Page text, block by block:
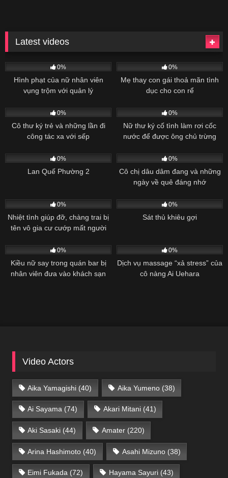
Latest videos
Vietsub
0%
Hình phạt của nữ nhân viên
vụng trộm với quản lý
Vietsub
0%
Mẹ thay con gái thoả mãn tình
dục cho con rể
0%
Cô thư ký trẻ và những lần đi
công tác xa với sếp
0%
Nữ thư ký cố tình làm rơi cốc
nước để được ông chủ trừng
0%
Lan Quế Phường 2
0%
Cô chị dâu dâm đang và những
ngày về quê đáng nhớ
0%
Nhiệt tình giúp đỡ, chàng trai bị
tên vô gia cư cướp mất người
0%
Sát thủ khiêu gợi
0%
Kiều nữ say trong quán bar bị
nhân viên đưa vào khách sạn
0%
Dịch vụ massage “xả stress” của
cô nàng Ai Uehara
Video Actors
Aika Yamagishi (40) Aika Yumeno(38)
Ai Sayama (74) Akari Mitani(41)
Aki Sasaki (44) Amater(220)
Arina Hashimoto (40) Asahi Mizuno(38)
Eimi Fukada (72) Hayama Sayuri(43)